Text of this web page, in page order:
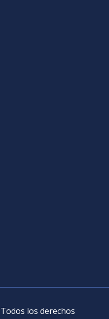
Todos los derechos